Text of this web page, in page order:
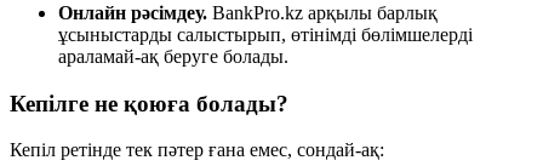
Онлайн рәсімдеу. BankPro.kz арқылы барлық
ұсыныстарды салыстырып, өтінімді бөлімшелерді
араламай-ақ беруге болады.
Кепілге не қоюға болады?
Кепіл ретінде тек пәтер ғана емес, сондай-ақ: